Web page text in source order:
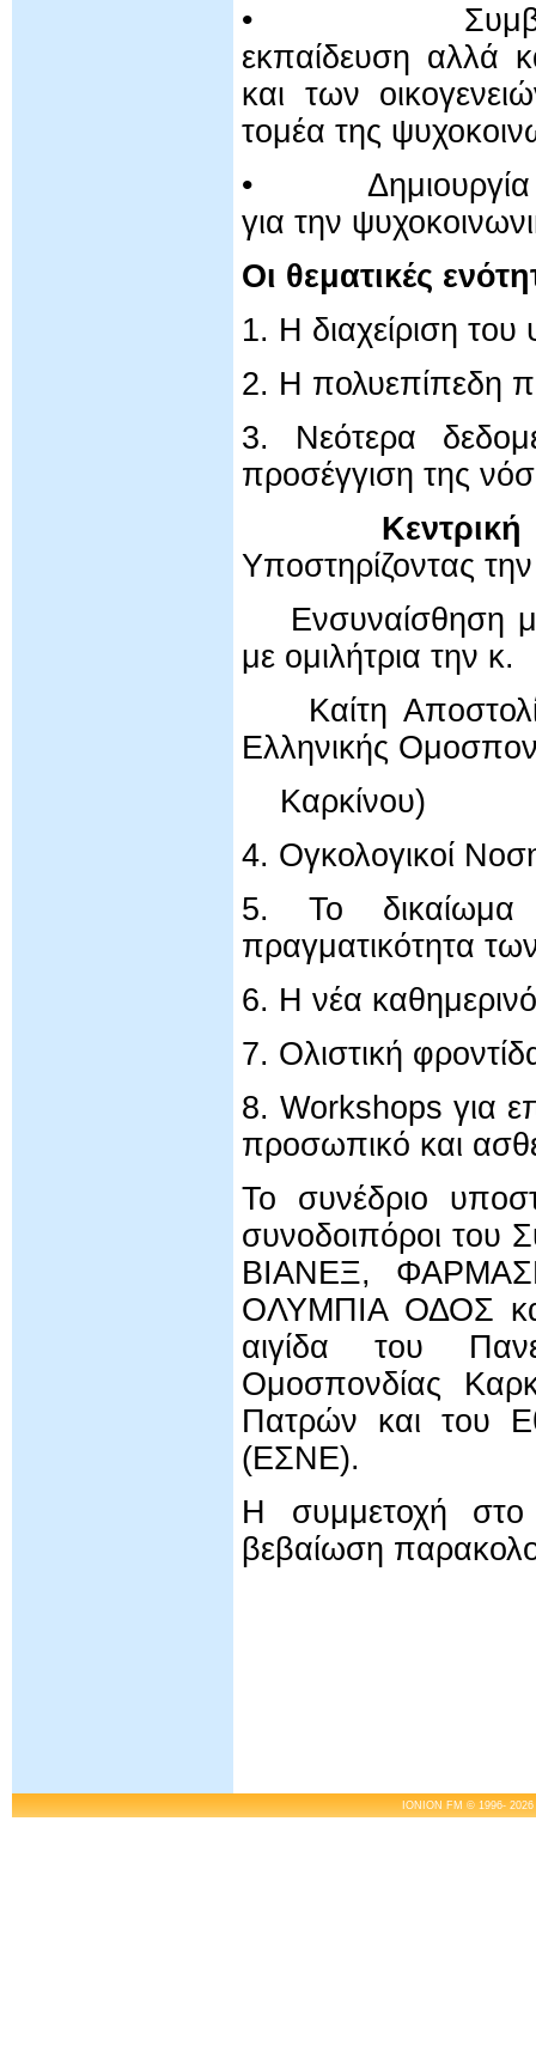
• Συμβολή
εκπαίδευση αλλά
και των
τομέα της
• Δημιουργία
για την
Οι θεματικές
1. Η διαχείριση
2. Η πολυεπίπεδη
3. Νεότερα
προσέγγιση της
Κεντρική
Υποστηρίζοντας
Ενσυναίσθηση
με ομιλήτρια την κ.
Καίτη
Ελληνικής
Καρκίνου)
4. Ογκολογικοί
5. Το δικαίωμα
πραγματικότητα
6. Η νέα
7. Ολιστική
8. Workshops για
προσωπικό και
Το συνέδριο
συνοδοιπόροι του
ΒΙΑΝΕΞ,
ΟΛΥΜΠΙΑ ΟΔΟΣ
αιγίδα του
Ομοσπονδίας
Πατρών και του
(ΕΣΝΕ).
Η συμμετοχή στο
βεβαίωση
IONION FM © 1996-